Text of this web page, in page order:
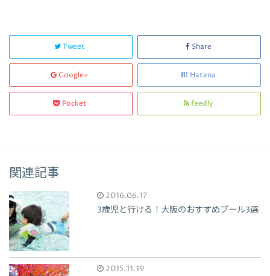
Tweet Share
Google+ Hatena
Pocket feedly
関連記事
2016.06.17
3歳児と行ける！大阪のおすすめプール3選
2015.11.19